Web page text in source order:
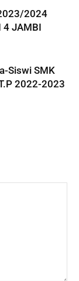
2024
4 JAMBI
Siswi SMK
2022-2023